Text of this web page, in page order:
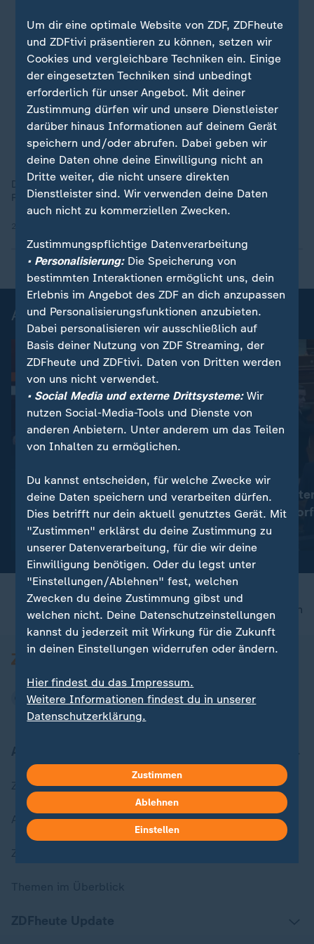
Der "Kakerlaken-Partei" folgen deutlich mehr Inder als der
Regierungspartei.
Aktuelle Videos
Schwimm-EM 2026:
Darum tauchen
Wasserspringer ihre
Medaillen ins Wasser
Video0:18
Vorfall im Parlament
Kosovo:
mit Eiern
Video0:41
nach oben
Zuletzt veröffentlicht
Aktuelle Sendungs-Videos
Um dir eine optimale Website von ZDF, ZDFheute
und ZDFtivi präsentieren zu können, setzen wir
Cookies und vergleichbare Techniken ein. Einige
der eingesetzten Techniken sind unbedingt
erforderlich für unser Angebot. Mit deiner
Zustimmung dürfen wir und unsere Dienstleister
darüber hinaus Informationen auf deinem Gerät
speichern und/oder abrufen. Dabei geben wir
deine Daten ohne deine Einwilligung nicht an
Dritte weiter, die nicht unsere direkten
Dienstleister sind. Wir verwenden deine Daten
auch nicht zu kommerziellen Zwecken.
Zustimmungspflichtige Datenverarbeitung
• Personalisierung:Die Speicherung von
bestimmten Interaktionen ermöglicht uns, dein
Erlebnis im Angebot des ZDF an dich anzupassen
und Personalisierungsfunktionen anzubieten.
Dabei personalisieren wir ausschließlich auf
Basis deiner Nutzung von ZDF Streaming, der
ZDFheute und ZDFtivi. Daten von Dritten werden
von uns nicht verwendet.
• Social Media und externe Drittsysteme:Wir
nutzen Social-Media-Tools und Dienste von
anderen Anbietern. Unter anderem um das Teilen
von Inhalten zu ermöglichen.
Du kannst entscheiden, für welche Zwecke wir
deine Daten speichern und verarbeiten dürfen.
Dies betrifft nur dein aktuell genutztes Gerät. Mit
"Zustimmen" erklärst du deine Zustimmung zu
unserer Datenverarbeitung, für die wir deine
Einwilligung benötigen. Oder du legst unter
"Einstellungen/Ablehnen" fest, welchen
Zwecken du deine Zustimmung gibst und
welchen nicht. Deine Datenschutzeinstellungen
kannst du jederzeit mit Wirkung für die Zukunft
in deinen Einstellungen widerrufen oder ändern.
Hier findest du das Impressum.
Weitere Informationen findest du in unserer
Datenschutzerklärung.
Zustimmen
Ablehnen
Einstellen